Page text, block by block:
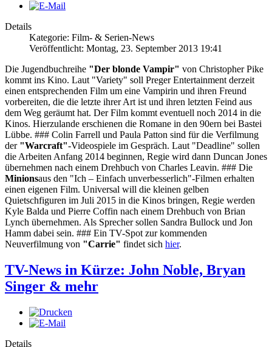
Details
Kategorie: Film- & Serien-News
Veröffentlicht: Montag, 23. September 2013 19:41
Die Jugendbuchreihe "Der blonde Vampir" von Christopher Pike
kommt ins Kino. Laut "Variety" soll Preger Entertainment derzeit
einen entsprechenden Film um eine Vampirin und ihren Freund
vorbereiten, die die letzte ihrer Art ist und ihren letzten Feind aus
dem Weg geräumt hat. Der Film kommt eventuell noch 2014 in die
Kinos. Hierzulande erschienen die Romane in den 90ern bei Bastei
Lübbe. ### Colin Farrell und Paula Patton sind für die Verfilmung
der "Warcraft"-Videospiele im Gespräch. Laut "Deadline" sollen
die Arbeiten Anfang 2014 beginnen, Regie wird dann Duncan Jones
übernehmen nach einem Drehbuch von Charles Leavin. ### Die
Minionsaus den "Ich – Einfach unverbesserlich"-Filmen erhalten
einen eigenen Film. Universal will die kleinen gelben
Quietschfiguren im Juli 2015 in die Kinos bringen, Regie werden
Kyle Balda und Pierre Coffin nach einem Drehbuch von Brian
Lynch übernehmen. Als Sprecher sollen Sandra Bullock und Jon
Hamm dabei sein. ### Ein TV-Spot zur kommenden
Neuverfilmung von "Carrie" findet sich hier.
TV-News in Kürze: John Noble, Bryan
Singer & mehr
Details